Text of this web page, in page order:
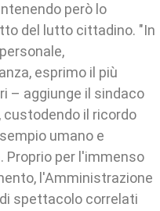
però lo
del lutto cittadino. "In
esprimo il più
– aggiunge il sindaco
il ricordo
umano e
per l'immenso
l'Amministrazione
spettacolo correlati